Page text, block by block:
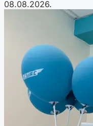
08.08.2026.